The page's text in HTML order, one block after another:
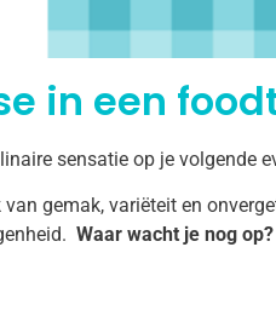
in een
sensatie op je volgende
van gemak, variëteit en
Waar wacht je nog op?